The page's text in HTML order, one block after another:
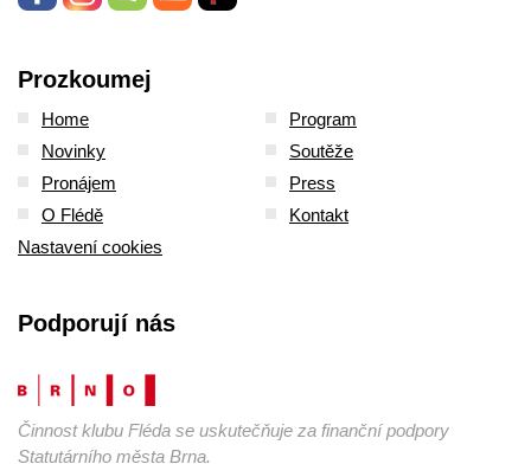
Prozkoumej
Home
Program
Novinky
Soutěže
Pronájem
Press
O Flédě
Kontakt
Nastavení cookies
Podporují nás
Činnost klubu Fléda se uskutečňuje za finanční podpory
Statutárního města Brna.